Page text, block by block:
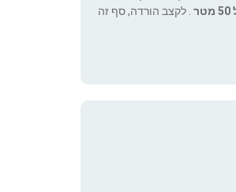
. לקצב הורדה, סף זה